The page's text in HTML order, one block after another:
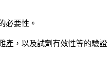
必要性。
產，以及試劑有效性等的驗證